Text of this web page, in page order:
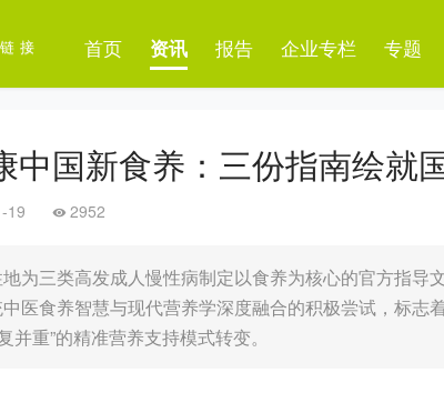
接 首页 资讯 报告 企业专栏 专题
中国新食养：三份指南绘就
19 2952
为三类高发成人慢性病制定以食养为核心的官方指导
医食养智慧与现代营养学深度融合的积极尝试，标志
并重”的精准营养支持模式转变。